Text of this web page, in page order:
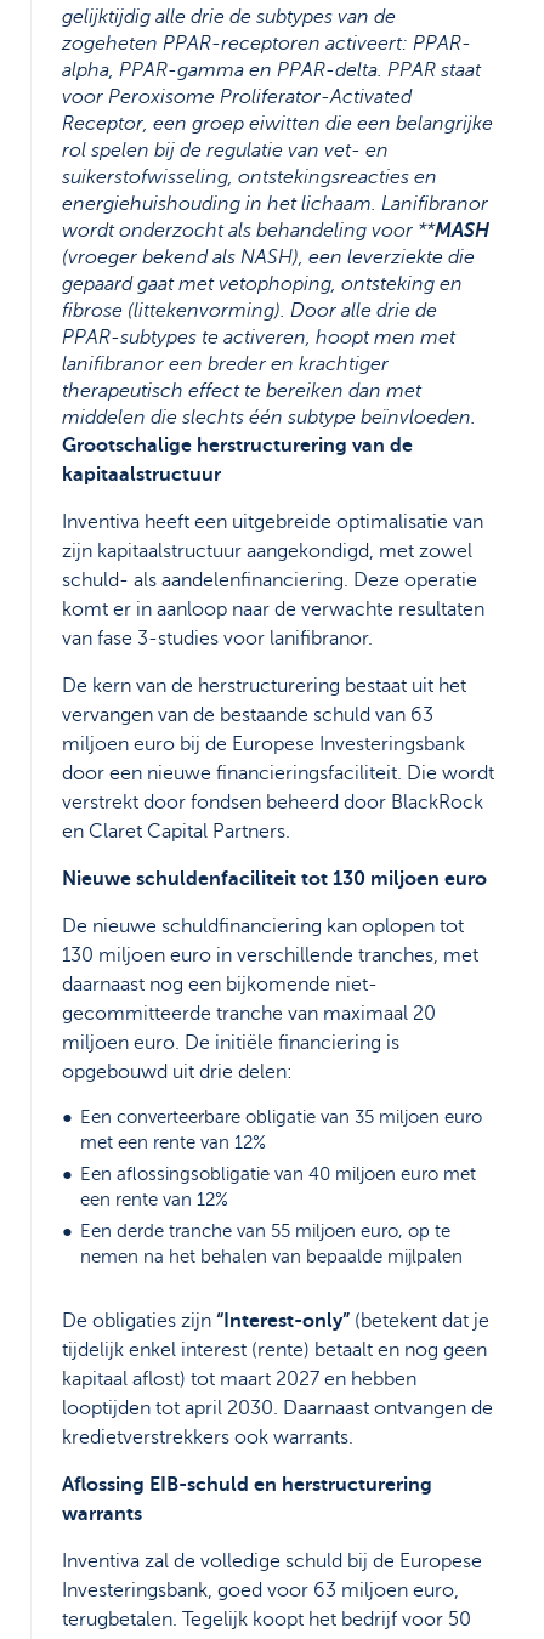
gelijktijdig alle drie de subtypes van de
zogeheten PPAR-receptoren activeert: PPAR-
alpha, PPAR-gamma en PPAR-delta. PPAR staat
voor Peroxisome Proliferator-Activated
Receptor, een groep eiwitten die een belangrijke
rol spelen bij de regulatie van vet- en
suikerstofwisseling, ontstekingsreacties en
energiehuishouding in het lichaam. Lanifibranor
wordt onderzocht als behandeling voor **MASH
(vroeger bekend als NASH), een leverziekte die
gepaard gaat met vetophoping, ontsteking en
fibrose (littekenvorming). Door alle drie de
PPAR-subtypes te activeren, hoopt men met
lanifibranor een breder en krachtiger
therapeutisch effect te bereiken dan met
middelen die slechts één subtype beïnvloeden.
Grootschalige herstructurering van de
kapitaalstructuur
Inventiva heeft een uitgebreide optimalisatie van
zijn kapitaalstructuur aangekondigd, met zowel
schuld- als aandelenfinanciering. Deze operatie
komt er in aanloop naar de verwachte resultaten
van fase 3-studies voor lanifibranor.
De kern van de herstructurering bestaat uit het
vervangen van de bestaande schuld van 63
miljoen euro bij de Europese Investeringsbank
door een nieuwe financieringsfaciliteit. Die wordt
verstrekt door fondsen beheerd door BlackRock
en Claret Capital Partners.
Nieuwe schuldenfaciliteit tot 130 miljoen euro
De nieuwe schuldfinanciering kan oplopen tot
130 miljoen euro in verschillende tranches, met
daarnaast nog een bijkomende niet-
gecommitteerde tranche van maximaal 20
miljoen euro. De initiële financiering is
opgebouwd uit drie delen:
Een converteerbare obligatie van 35 miljoen euro
met een rente van 12%
Een aflossingsobligatie van 40 miljoen euro met
een rente van 12%
Een derde tranche van 55 miljoen euro, op te
nemen na het behalen van bepaalde mijlpalen
De obligaties zijn “Interest-only” (betekent dat je
tijdelijk enkel interest (rente) betaalt en nog geen
kapitaal aflost) tot maart 2027 en hebben
looptijden tot april 2030. Daarnaast ontvangen de
kredietverstrekkers ook warrants.
Aflossing EIB-schuld en herstructurering
warrants
Inventiva zal de volledige schuld bij de Europese
Investeringsbank, goed voor 63 miljoen euro,
terugbetalen. Tegelijk koopt het bedrijf voor 50